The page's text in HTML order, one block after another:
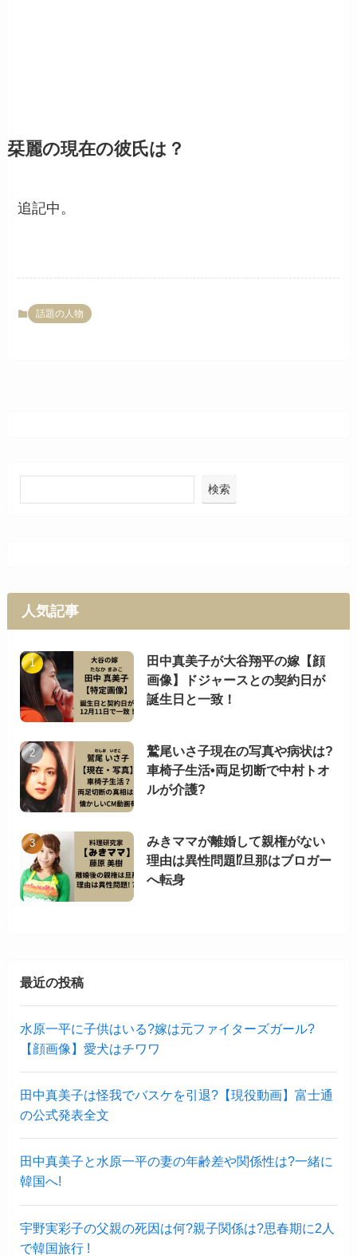
栞麗の現在の彼氏は？
追記中。
話題の人物
検索
人気記事
田中真美子が大谷翔平の嫁【顔
画像】ドジャースとの契約日が
誕生日と一致！
鷲尾いさ子現在の写真や病状は?
車椅子生活•両足切断で中村トオ
ルが介護?
みきママが離婚して親権がない
理由は異性問題⁉︎旦那はブロガー
へ転身
最近の投稿
水原一平に子供はいる?嫁は元ファイターズガール?
【顔画像】愛犬はチワワ
田中真美子は怪我でバスケを引退?【現役動画】富士通
の公式発表全文
田中真美子と水原一平の妻の年齢差や関係性は?一緒に
韓国へ!
宇野実彩子の父親の死因は何?親子関係は?思春期に2人
で韓国旅行 !